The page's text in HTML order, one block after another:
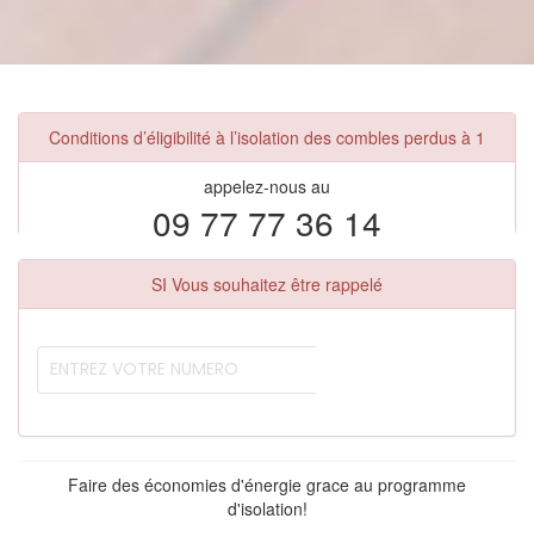
Conditions d’éligibilité à l’isolation des combles perdus à 1
appelez-nous au
09 77 77 36 14
SI Vous souhaitez être rappelé
Faire des économies d'énergie grace au programme
d'isolation!